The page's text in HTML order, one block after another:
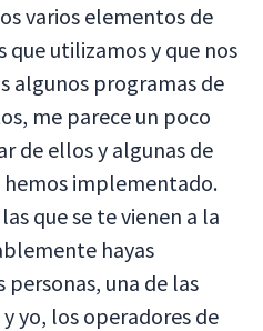
varios elementos de
utilizamos y que nos
algunos programas de
me parece un poco
de ellos y algunas de
hemos implementado.
que se te vienen a la
hayas
personas, una de las
yo, los operadores de